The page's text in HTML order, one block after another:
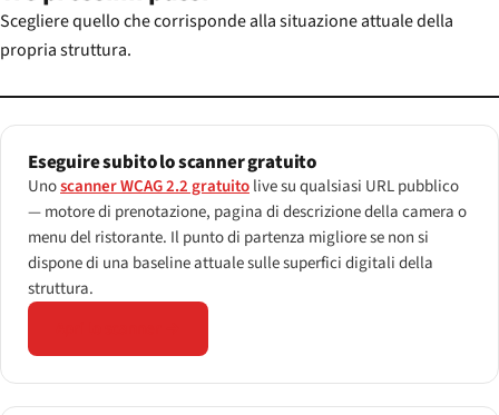
Scegliere quello che corrisponde alla situazione attuale della
propria struttura.
Eseguire subito lo scanner gratuito
Unoscanner WCAG 2.2 gratuitolive su qualsiasi URL pubblico
— motore di prenotazione, pagina di descrizione della camera o
menu del ristorante. Il punto di partenza migliore se non si
dispone di una baseline attuale sulle superfici digitali della
struttura.